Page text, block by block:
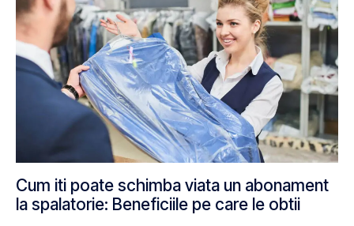
Cum iti poate schimba viata un abonament
la spalatorie: Beneficiile pe care le obtii